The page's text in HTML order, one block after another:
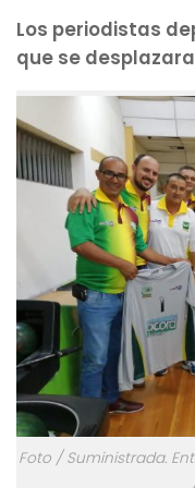
Los periodistas
que se
Foto / Suministrada.